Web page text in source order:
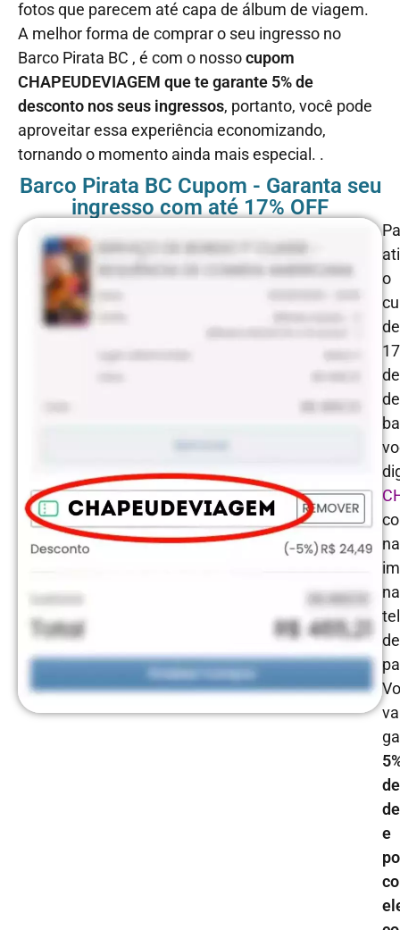
fotos que parecem até capa de álbum de viagem.
A melhor forma de comprar o seu ingresso no
Barco Pirata BC , é com o nossocupom
CHAPEUDEVIAGEM que te garante 5% de
desconto nos seus ingressos, portanto, você pode
aproveitar essa experiência economizando,
tornando o momento ainda mais especial. .
Barco Pirata BC Cupom - Garanta seu
ingresso com até 17% OFF
o
de
de
na
na
de
de
e